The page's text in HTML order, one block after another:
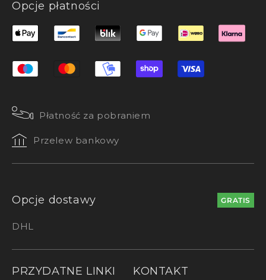
Opcje płatności
Płatność za pobraniem
Przelew bankowy
Opcje dostawy GRATIS
DHL
PRZYDATNE LINKI KONTAKT